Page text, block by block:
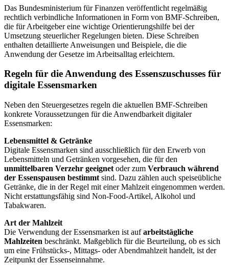
Das Bundesministerium für Finanzen veröffentlicht regelmäßig
rechtlich verbindliche Informationen in Form von BMF-Schreiben,
die für Arbeitgeber eine wichtige Orientierungshilfe bei der
Umsetzung steuerlicher Regelungen bieten. Diese Schreiben
enthalten detaillierte Anweisungen und Beispiele, die die
Anwendung der Gesetze im Arbeitsalltag erleichtern.
Regeln für die Anwendung des Essenszuschusses für
digitale Essensmarken
Neben den Steuergesetzes regeln die aktuellen BMF-Schreiben
konkrete Voraussetzungen für die Anwendbarkeit digitaler
Essensmarken:
Lebensmittel & Getränke
Digitale Essensmarken sind ausschließlich für den Erwerb von
Lebensmitteln und Getränken vorgesehen, die für den
unmittelbaren Verzehr geeignet oder zum Verbrauch während
der Essenspausen bestimmt sind. Dazu zählen auch speiseübliche
Getränke, die in der Regel mit einer Mahlzeit eingenommen werden.
Nicht erstattungsfähig sind Non-Food-Artikel, Alkohol und
Tabakwaren.
Art der Mahlzeit
Die Verwendung der Essensmarken ist aufarbeitstägliche
Mahlzeiten beschränkt. Maßgeblich für die Beurteilung, ob es sich
um eine Frühstücks-, Mittags- oder Abendmahlzeit handelt, ist der
Zeitpunkt der Essenseinnahme.